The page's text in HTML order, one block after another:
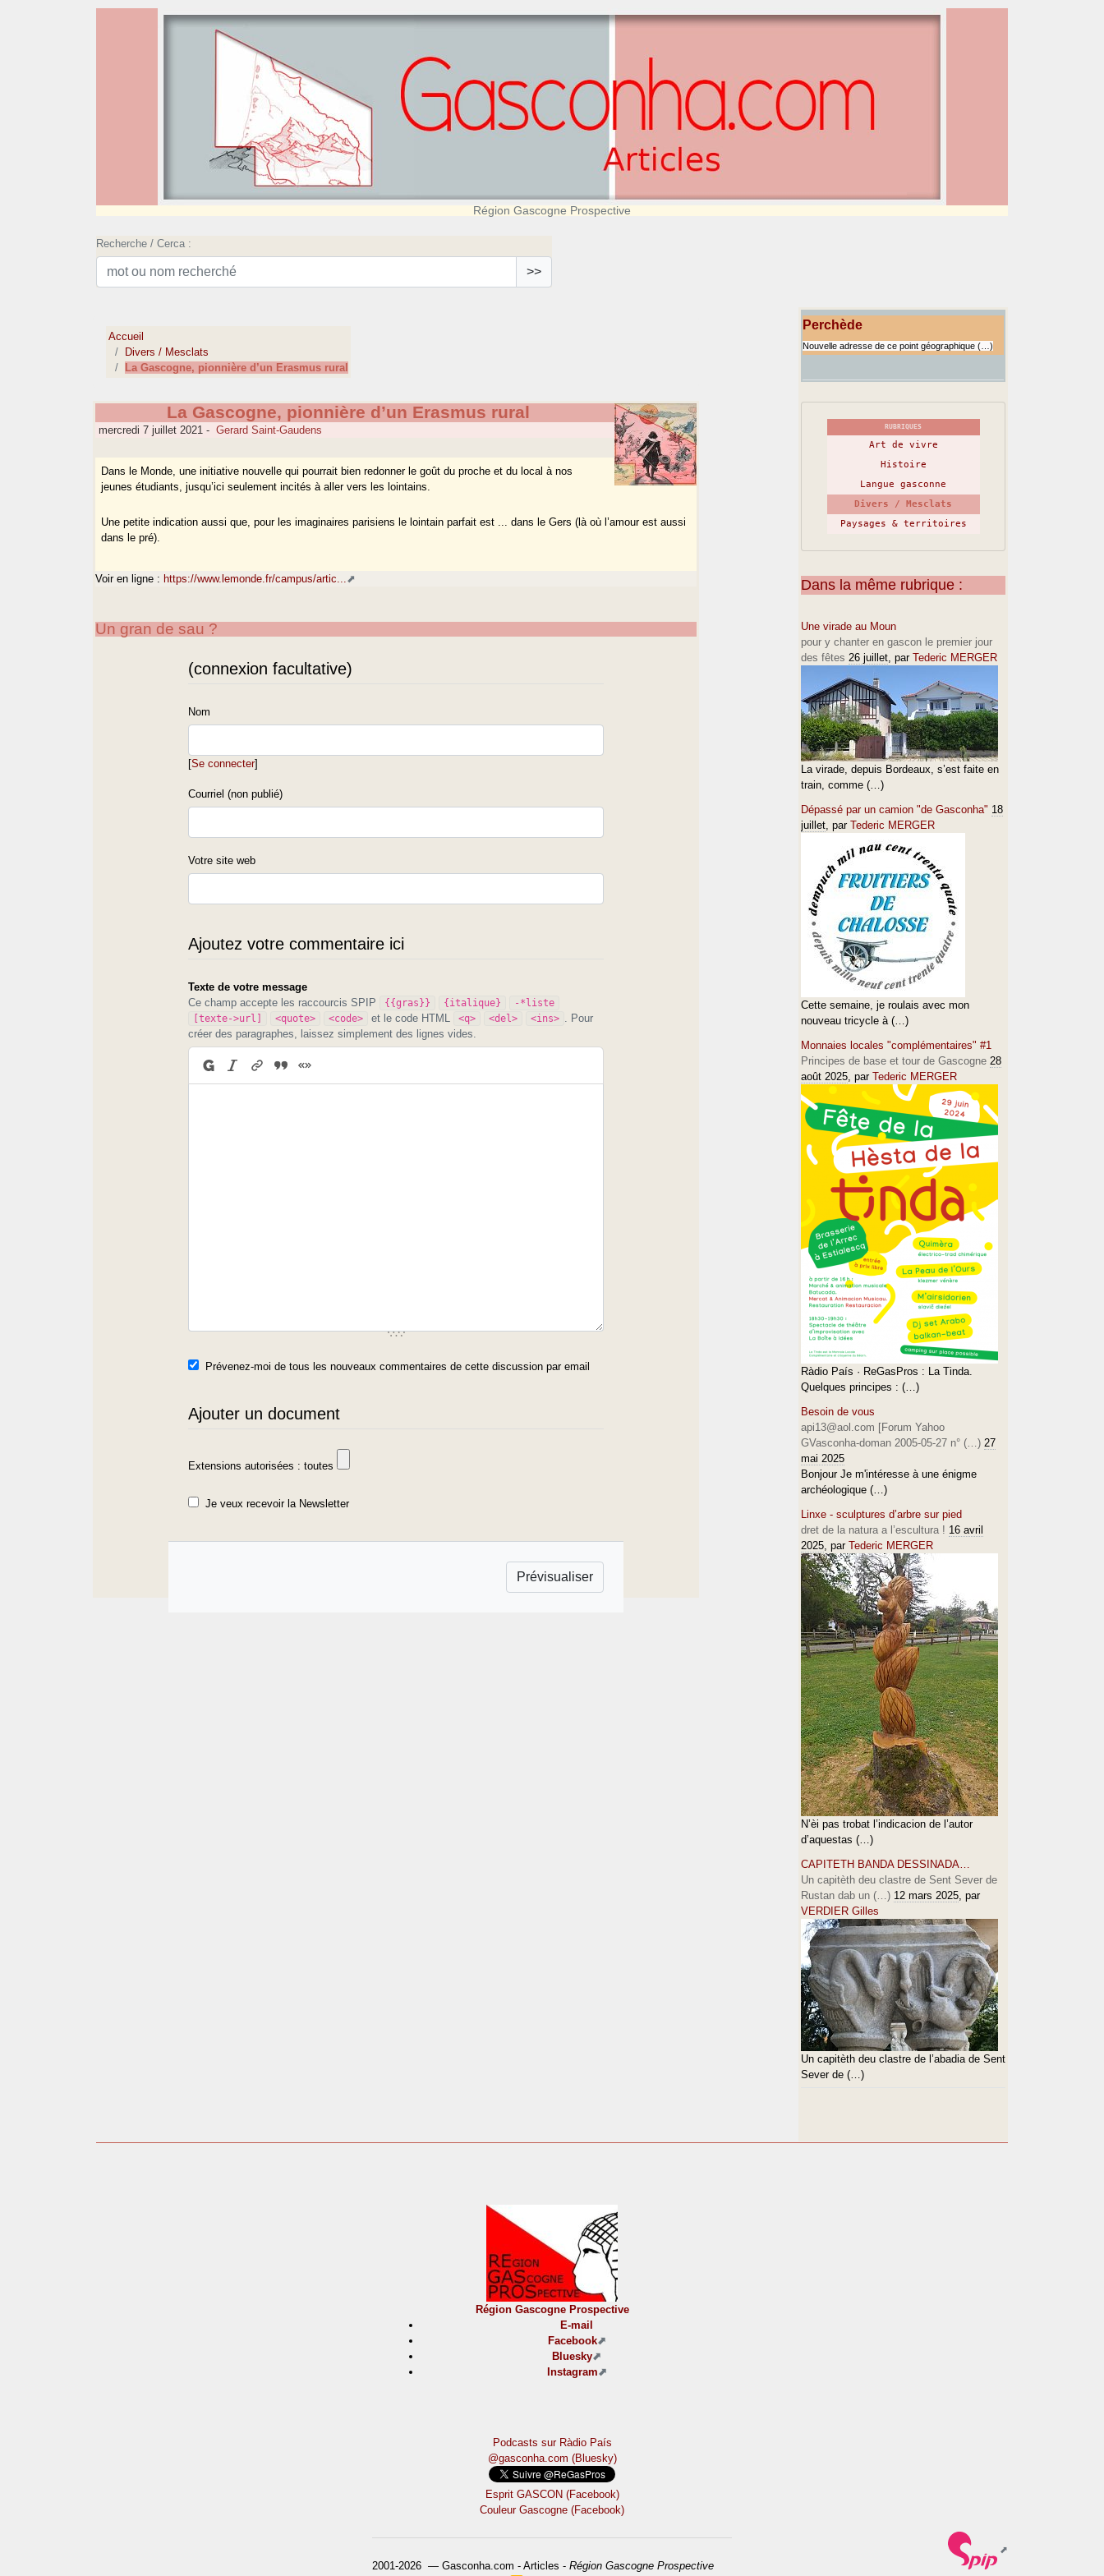
Région Gascogne Prospective
Recherche / Cerca :
>>
Accueil
Divers / Mesclats
La Gascogne, pionnière d’un Erasmus rural
La Gascogne, pionnière d’un Erasmus rural
mercredi 7 juillet 2021 - Gerard Saint-Gaudens
Dans le Monde, une initiative nouvelle qui pourrait bien redonner le goût du proche et du local à nos
jeunes étudiants, jusqu’ici seulement incités à aller vers les lointains.
Une petite indication aussi que, pour les imaginaires parisiens le lointain parfait est ... dans le Gers (là où l’amour est aussi
dans le pré).
Voir en ligne : https://www.lemonde.fr/campus/artic...
Un gran de sau ?
(connexion facultative)
Nom
[Se connecter]
Courriel (non publié)
Votre site web
Ajoutez votre commentaire ici
Texte de votre message
Ce champ accepte les raccourcis SPIP
{{gras}} {italique}
-*liste
[texte->url]
<quote> <code> et le code HTML <q> <del> <ins>
. Pour
créer des paragraphes, laissez simplement des lignes vides.
Prévenez-moi de tous les nouveaux commentaires de cette discussion par email
Ajouter un document
Extensions autorisées : toutes
Je veux recevoir la Newsletter
Perchède
Nouvelle adresse de ce point géographique (…)
RUBRIQUES
Art de vivre
Histoire
Langue gasconne
Divers / Mesclats
Paysages & territoires
Dans la même rubrique :
Une virade au Moun
pour y chanter en gascon le premier jour
des fêtes 26 juillet, par Tederic MERGER
La virade, depuis Bordeaux, s’est faite en
train, comme (…)
Dépassé par un camion "de Gasconha" 18
juillet, par Tederic MERGER
Cette semaine, je roulais avec mon
nouveau tricycle à (…)
Monnaies locales "complémentaires" #1
Principes de base et tour de Gascogne 28
août 2025, par Tederic MERGER
Ràdio País · ReGasPros : La Tinda.
Quelques principes : (…)
Besoin de vous
api13@aol.com [Forum Yahoo
GVasconha-doman 2005-05-27 n° (…) 27
mai 2025
Bonjour Je m'intéresse à une énigme
archéologique (…)
Linxe - sculptures d’arbre sur pied
dret de la natura a l’escultura ! 16 avril
2025, par Tederic MERGER
N’èi pas trobat l’indicacion de l’autor
d’aquestas (…)
CAPITETH BANDA DESSINADA…
Un capitèth deu clastre de Sent Sever de
Rustan dab un (…) 12 mars 2025, par
VERDIER Gilles
Un capitèth deu clastre de l’abadia de Sent
Sever de (…)
Région Gascogne Prospective
E-mail
Facebook
Bluesky
Instagram
Podcasts sur Ràdio País
@gasconha.com (Bluesky)
Esprit GASCON (Facebook)
Couleur Gascogne (Facebook)
2001-2026 — Gasconha.com - Articles - Région Gascogne Prospective